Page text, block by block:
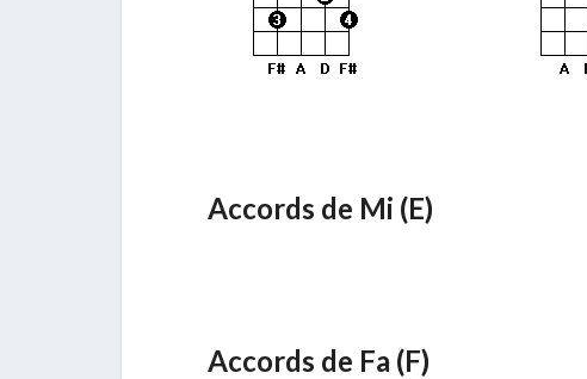
Accords de Mi (E)
Accords de Fa (F)